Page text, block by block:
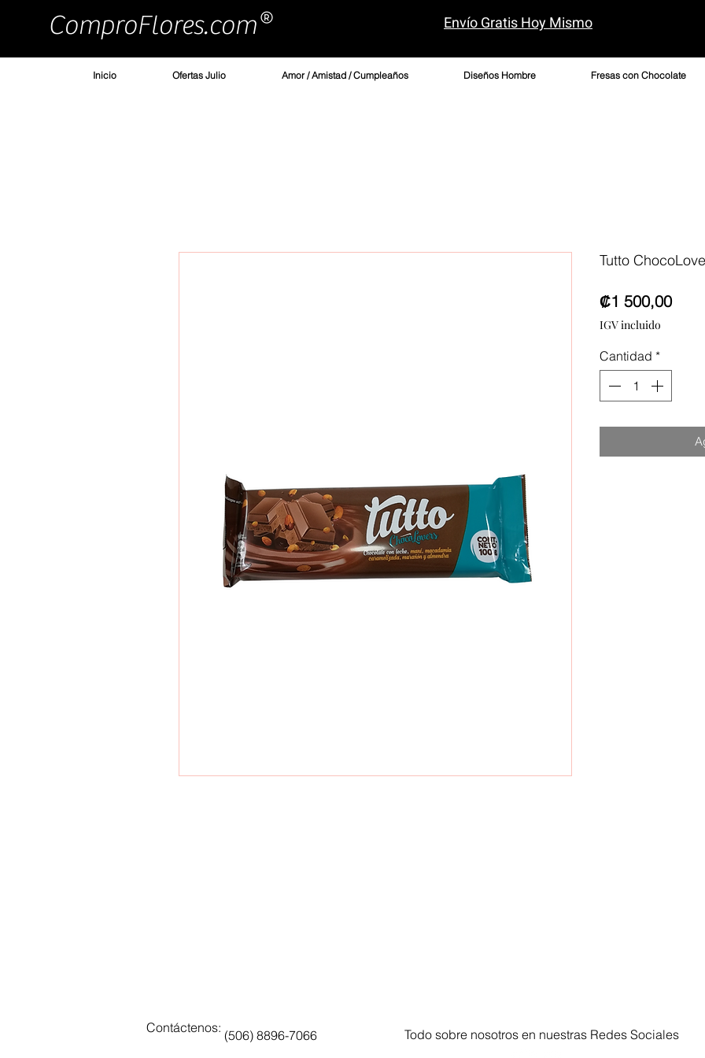
ComproFlores.com Envío Gratis Hoy Mismo
Inicio Ofertas Julio Amor / Amistad / Cumpleaños Diseños Hombre Fresas con Chocolate
Tutto
₡1 500,00Precio
IGV incluido
Cantidad *
Contáctenos: (506) 8896-7066 Todo sobre nosotros en nuestras Redes Sociales